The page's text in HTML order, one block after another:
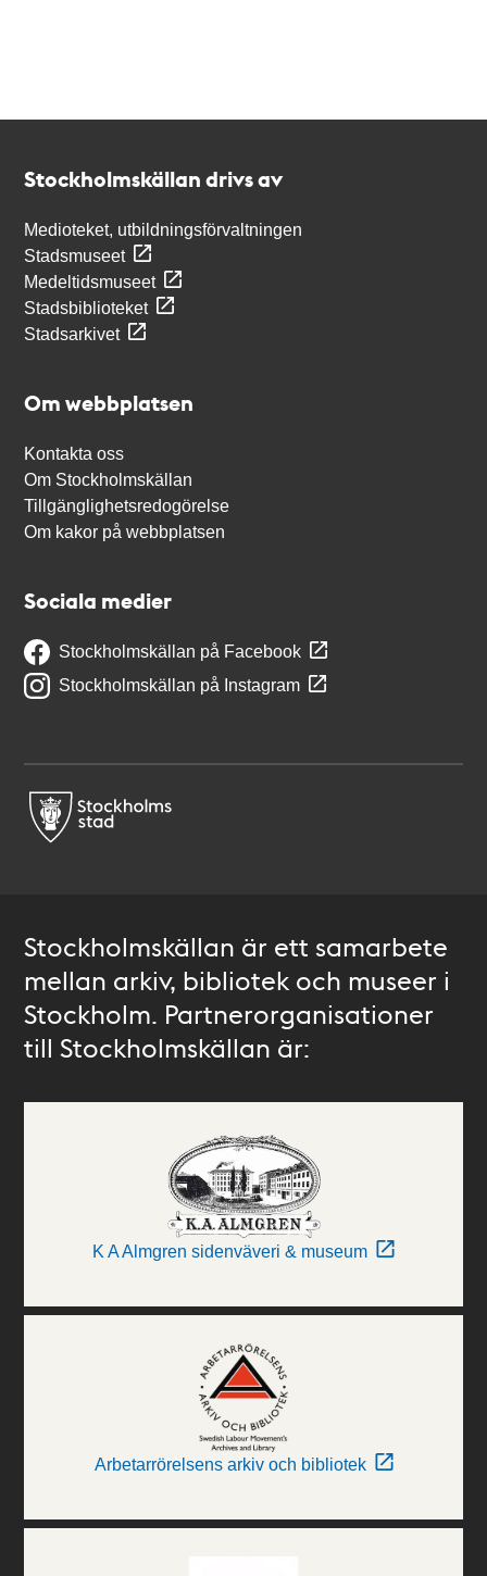
Stockholmskällan drivs av
Medioteket, utbildningsförvaltningen
Stadsmuseet
Medeltidsmuseet
Stadsbiblioteket
Stadsarkivet
Om webbplatsen
Kontakta oss
Om Stockholmskällan
Tillgänglighetsredogörelse
Om kakor på webbplatsen
Sociala medier
Stockholmskällan på Facebook
Stockholmskällan på Instagram
Stockholmskällan är ett samarbete
mellan arkiv, bibliotek och museer i
Stockholm. Partnerorganisationer
till Stockholmskällan är:
K A Almgren sidenväveri & museum
Arbetarrörelsens arkiv och bibliotek